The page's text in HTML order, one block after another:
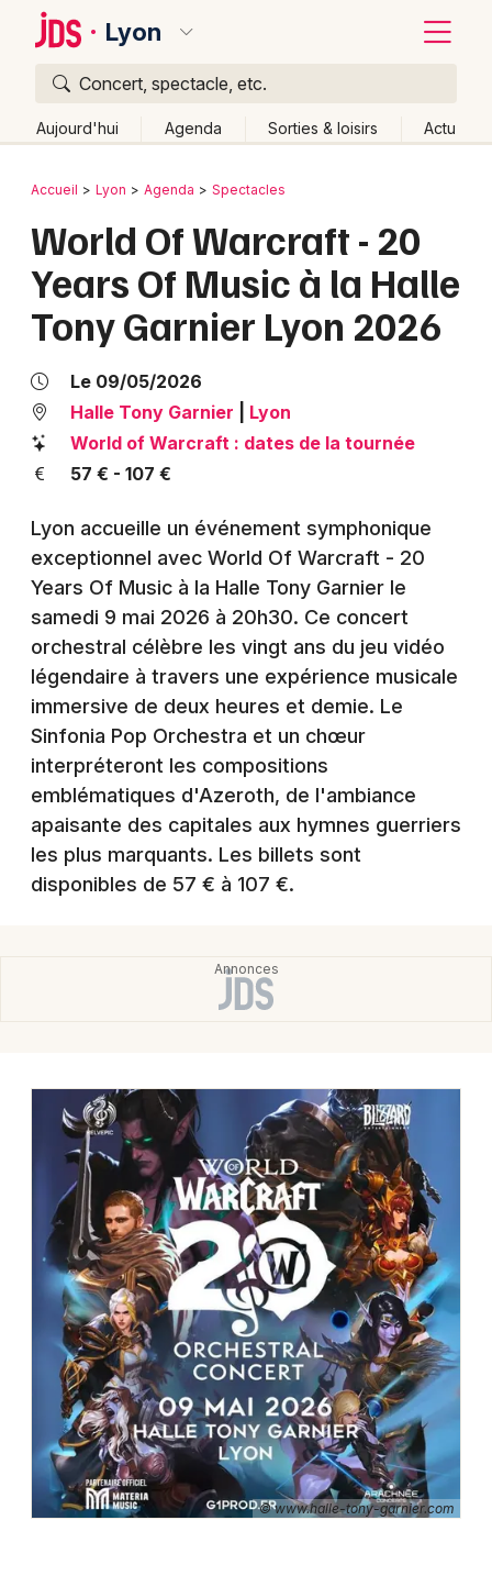
Lyon
Concert, spectacle, etc.
Aujourd'hui Agenda Sorties & loisirs Actu
Publier un événement
Grands événements
Activité & Expérience
Manifestations
Foires & salons
Spectacles
Concerts
Sports
Soirées
Sorties famille
Expos
Sorties & loisirs
Spectacles en Rhône-Alpes
Spectacles en Auvergne-Rhône-Alpes
Newsletter des sorties
Artistes en tournée
Actus à Lyon
Magazine à Lyon
Bordeaux
Colmar
Lille
Marseille
Mulhouse
Nantes
Nice
Paris
Strasbourg
Toulouse
Toutes les villes
Retour
Accueil Lyon Agenda Spectacles
World Of Warcraft - 20
Years Of Music à la Halle
Tony Garnier Lyon 2026
Le 09/05/2026
Halle Tony Garnier
Lyon
World of Warcraft : dates de la tournée
57 € - 107 €
Lyon accueille un événement symphonique
exceptionnel avec World Of Warcraft - 20
Years Of Music à la Halle Tony Garnier le
samedi 9 mai 2026 à 20h30. Ce concert
orchestral célèbre les vingt ans du jeu vidéo
légendaire à travers une expérience musicale
immersive de deux heures et demie. Le
Sinfonia Pop Orchestra et un chœur
interpréteront les compositions
emblématiques d'Azeroth, de l'ambiance
apaisante des capitales aux hymnes guerriers
les plus marquants. Les billets sont
disponibles de 57 € à 107 €.
© www.halle-tony-garnier.com
Quoi ?
Où ?
Près de moi
Changer de lieu
Quand ?
Effacer les dates
Aujourd'hui
Demain Ce week-end Autre